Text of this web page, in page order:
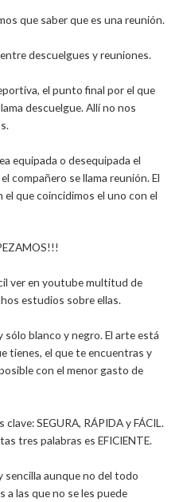
que saber que es una reunión.
descuelgues y reuniones.
el punto final por el que
descuelgue. Allí no nos
equipada o desequipada el
compañero se llama reunión. El
que coincidimos el uno con el
ver en youtube multitud de
estudios sobre ellas.
sólo blanco y negro. El arte está
tienes, el que te encuentras y
con el menor gasto de
SEGURA, RÁPIDA y FÁCIL.
tres palabras es EFICIENTE.
sencilla aunque no del todo
a las que no se les puede